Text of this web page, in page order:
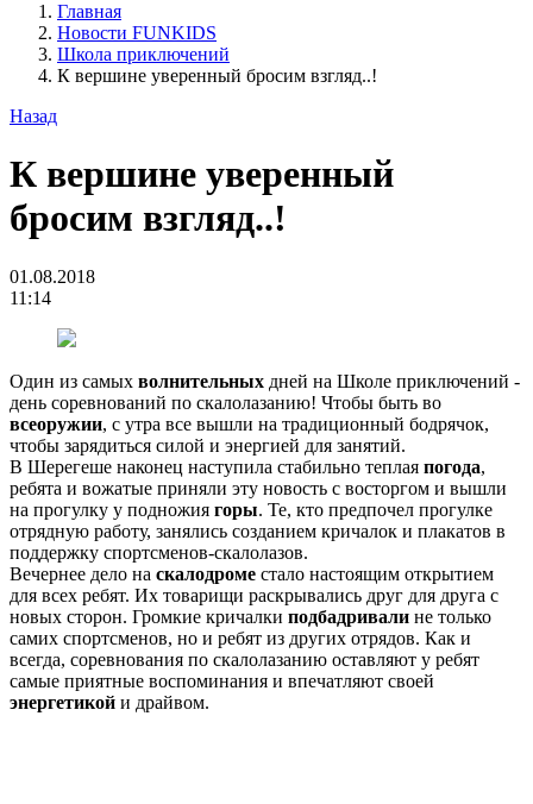
Главная
Новости FUNKIDS
Школа приключений
К вершине уверенный бросим взгляд..!
Назад
К вершине уверенный
бросим взгляд..!
01.08.2018
11:14
Один из самых волнительных дней на Школе приключений -
день соревнований по скалолазанию! Чтобы быть во
всеоружии, с утра все вышли на традиционный бодрячок,
чтобы зарядиться силой и энергией для занятий.
В Шерегеше наконец наступила стабильно теплая погода,
ребята и вожатые приняли эту новость с восторгом и вышли
на прогулку у подножия горы. Те, кто предпочел прогулке
отрядную работу, занялись созданием кричалок и плакатов в
поддержку спортсменов-скалолазов.
Вечернее дело на скалодроме стало настоящим открытием
для всех ребят. Их товарищи раскрывались друг для друга с
новых сторон. Громкие кричалки подбадривали не только
самих спортсменов, но и ребят из других отрядов. Как и
всегда, соревнования по скалолазанию оставляют у ребят
самые приятные воспоминания и впечатляют своей
энергетикой и драйвом.